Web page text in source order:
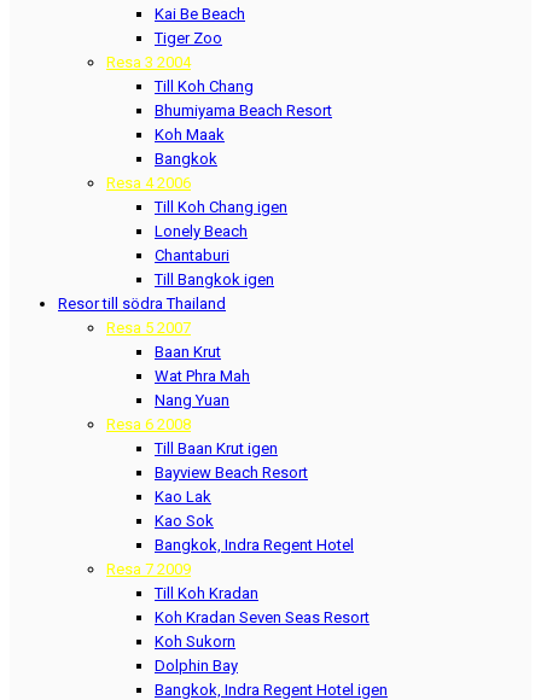
Kai Be Beach
Tiger Zoo
Resa 3 2004
Till Koh Chang
Bhumiyama Beach Resort
Koh Maak
Bangkok
Resa 4 2006
Till Koh Chang igen
Lonely Beach
Chantaburi
Till Bangkok igen
Resor till södra Thailand
Resa 5 2007
Baan Krut
Wat Phra Mah
Nang Yuan
Resa 6 2008
Till Baan Krut igen
Bayview Beach Resort
Kao Lak
Kao Sok
Bangkok, Indra Regent Hotel
Resa 7 2009
Till Koh Kradan
Koh Kradan Seven Seas Resort
Koh Sukorn
Dolphin Bay
Bangkok, Indra Regent Hotel igen